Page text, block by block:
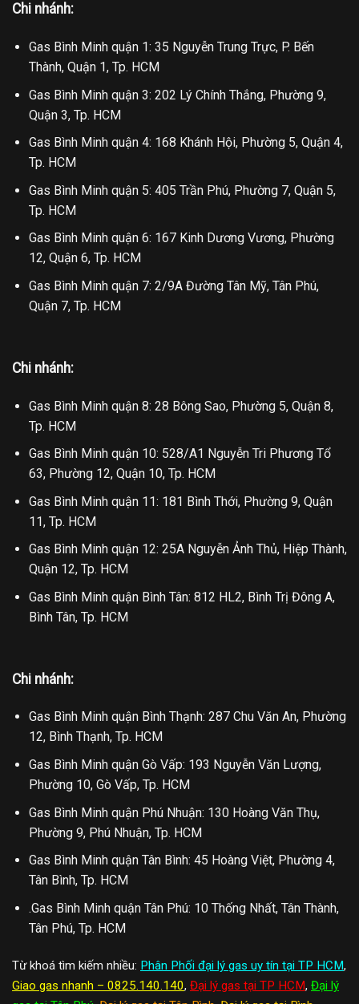
Chi nhánh:
Gas Bình Minh quận 1: 35 Nguyễn Trung Trực, P. Bến
Thành, Quận 1, Tp. HCM
Gas Bình Minh quận 3: 202 Lý Chính Thắng, Phường 9,
Quận 3, Tp. HCM
Gas Bình Minh quận 4: 168 Khánh Hội, Phường 5, Quận 4,
Tp. HCM
Gas Bình Minh quận 5: 405 Trần Phú, Phường 7, Quận 5,
Tp. HCM
Gas Bình Minh quận 6: 167 Kinh Dương Vương, Phường
12, Quận 6, Tp. HCM
Gas Bình Minh quận 7: 2/9A Đường Tân Mỹ, Tân Phú,
Quận 7, Tp. HCM
Chi nhánh:
Gas Bình Minh quận 8: 28 Bông Sao, Phường 5, Quận 8,
Tp. HCM
Gas Bình Minh quận 10: 528/A1 Nguyễn Tri Phương Tổ
63, Phường 12, Quận 10, Tp. HCM
Gas Bình Minh quận 11: 181 Bình Thới, Phường 9, Quận
11, Tp. HCM
Gas Bình Minh quận 12: 25A Nguyễn Ảnh Thủ, Hiệp Thành,
Quận 12, Tp. HCM
Gas Bình Minh quận Bình Tân: 812 HL2, Bình Trị Đông A,
Bình Tân, Tp. HCM
Chi nhánh:
Gas Bình Minh quận Bình Thạnh: 287 Chu Văn An, Phường
12, Bình Thạnh, Tp. HCM
Gas Bình Minh quận Gò Vấp: 193 Nguyễn Văn Lượng,
Phường 10, Gò Vấp, Tp. HCM
Gas Bình Minh quận Phú Nhuận: 130 Hoàng Văn Thụ,
Phường 9, Phú Nhuận, Tp. HCM
Gas Bình Minh quận Tân Bình: 45 Hoàng Việt, Phường 4,
Tân Bình, Tp. HCM
.Gas Bình Minh quận Tân Phú: 10 Thống Nhất, Tân Thành,
Tân Phú, Tp. HCM
Từ khoá tìm kiếm nhiều: Phân Phối đại lý gas uy tín tại TP HCM,
Giao gas nhanh – 0825.140.140, Đại lý gas tại TP HCM, Đại lý